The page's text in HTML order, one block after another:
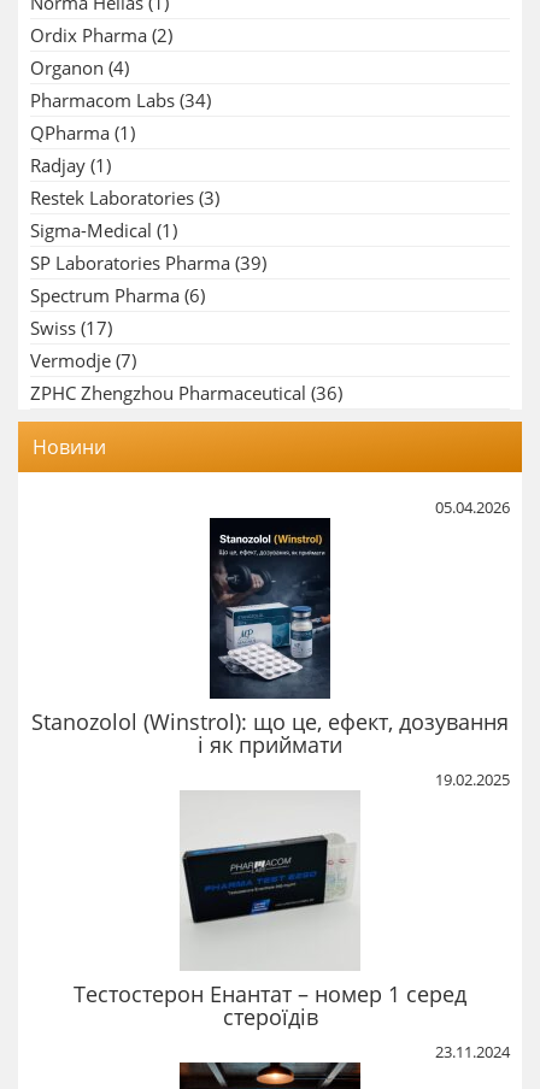
Ordix Pharma (2)
Organon (4)
Pharmacom Labs (34)
QPharma (1)
Radjay (1)
Restek Laboratories (3)
Sigma-Medical (1)
SP Laboratories Pharma (39)
Spectrum Pharma (6)
Swiss (17)
Vermodje (7)
ZPHC Zhengzhou Pharmaceutical (36)
Новини
05.04.2026
Stanozolol (Winstrol): що це, ефект, дозування
і як приймати
19.02.2025
Тестостерон Енантат – номер 1 серед
стероїдів
23.11.2024